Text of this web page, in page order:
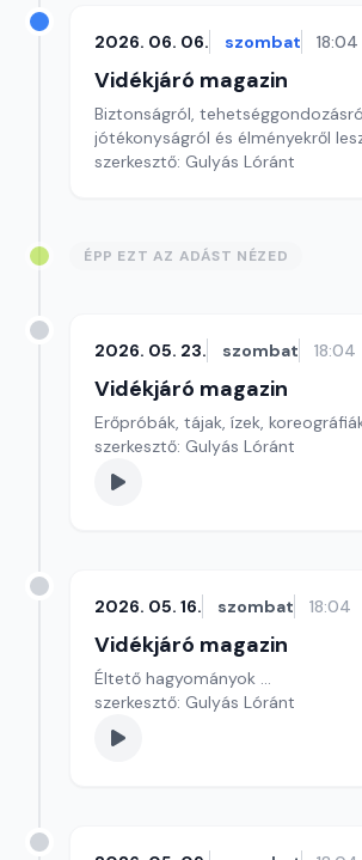
2026. 06. 06. szombat 18:04
Vidékjáró magazin
Biztonságról,
jótékonyságról és élményekről
szerkesztő: Gulyás Lóránt
ÉPP EZT AZ ADÁST NÉZED
2026. 05. 23. szombat 18:04
Vidékjáró magazin
Erőpróbák, tájak, ízek,
szerkesztő: Gulyás Lóránt
2026. 05. 16. szombat 18:04
Vidékjáró magazin
Éltető hagyományok ...
szerkesztő: Gulyás Lóránt